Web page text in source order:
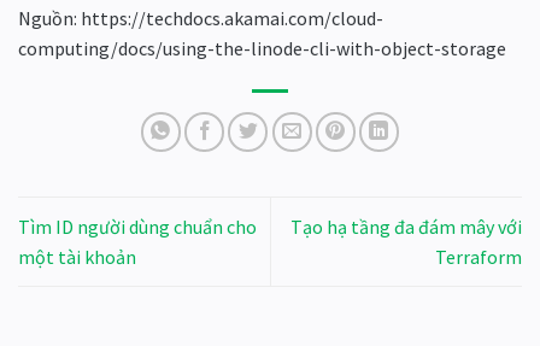
Nguồn: https://techdocs.akamai.com/cloud-
computing/docs/using-the-linode-cli-with-object-storage
Tìm ID người dùng chuẩn cho
một tài khoản
Tạo hạ tầng đa đám mây với
Terraform